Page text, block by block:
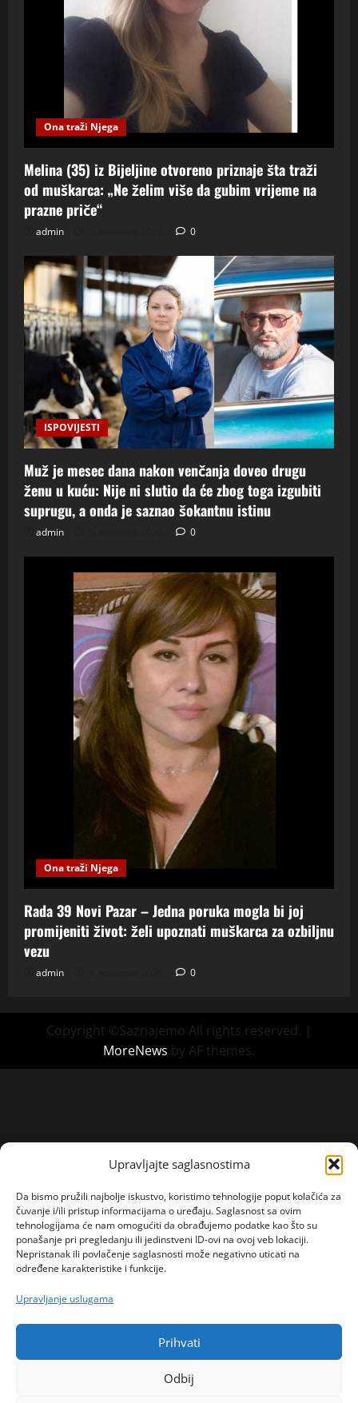
Upravljajte saglasnostima
Da bismo pružili najbolje iskustvo, koristimo tehnologije poput kolačića za
čuvanje i/ili pristup informacijama o uređaju. Saglasnost sa ovim
tehnologijama će nam omogućiti da obrađujemo podatke kao što su
ponašanje pri pregledanju ili jedinstveni ID-ovi na ovoj veb lokaciji.
Nepristanak ili povlačenje saglasnosti može negativno uticati na
određene karakteristike i funkcije.
Upravljanje uslugama
Prihvati
Odbij
Ona traži Njega
Melina (35) iz Bijeljine otvoreno priznaje šta traži
od muškarca: „Ne želim više da gubim vrijeme na
prazne priče“
admin 0
ISPOVIJESTI
Muž je mesec dana nakon venčanja doveo drugu
ženu u kuću: Nije ni slutio da će zbog toga izgubiti
suprugu, a onda je saznao šokantnu istinu
admin 0
Ona traži Njega
Rada 39 Novi Pazar – Jedna poruka mogla bi joj
promijeniti život: želi upoznati muškarca za ozbiljnu
vezu
admin 0
Copyright ©Saznajemo All rights reserved. |
MoreNews by AF themes.